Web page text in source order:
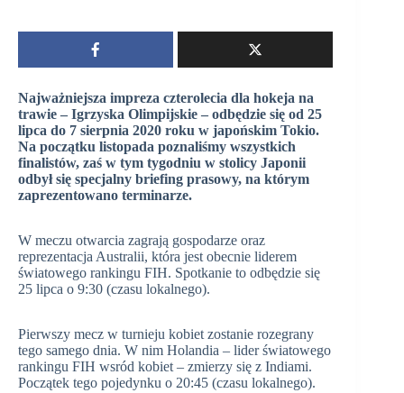
Najważniejsza impreza czterolecia dla hokeja na
trawie – Igrzyska Olimpijskie – odbędzie się od 25
lipca do 7 sierpnia 2020 roku w japońskim Tokio.
Na początku listopada poznaliśmy wszystkich
finalistów, zaś w tym tygodniu w stolicy Japonii
odbył się specjalny briefing prasowy, na którym
zaprezentowano terminarze.
W meczu otwarcia zagrają gospodarze oraz
reprezentacja Australii, która jest obecnie liderem
światowego rankingu FIH. Spotkanie to odbędzie się
25 lipca o 9:30 (czasu lokalnego).
Pierwszy mecz w turnieju kobiet zostanie rozegrany
tego samego dnia. W nim Holandia – lider światowego
rankingu FIH wsród kobiet – zmierzy się z Indiami.
Początek tego pojedynku o 20:45 (czasu lokalnego).